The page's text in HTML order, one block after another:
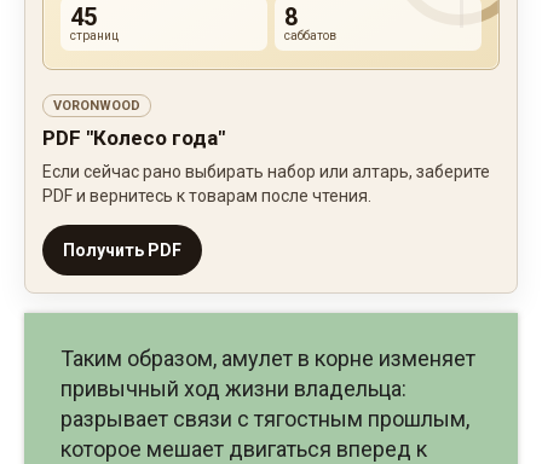
45
страниц
8
саббатов
VORONWOOD
PDF "Колесо года"
Если сейчас рано выбирать набор или алтарь, заберите
PDF и вернитесь к товарам после чтения.
Получить PDF
Таким образом, амулет в корне изменяет
привычный ход жизни владельца:
разрывает связи с тягостным прошлым,
которое мешает двигаться вперед к